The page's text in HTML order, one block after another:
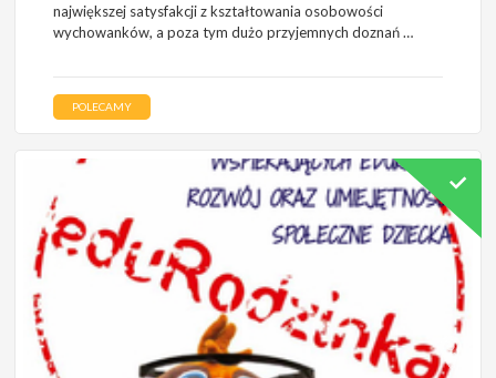
największej satysfakcji z kształtowania osobowości
wychowanków, a poza tym dużo przyjemnych doznań …
POLECAMY